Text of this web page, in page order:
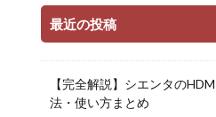
最近の投稿
【完全解説】シエンタの
法・使い方まとめ